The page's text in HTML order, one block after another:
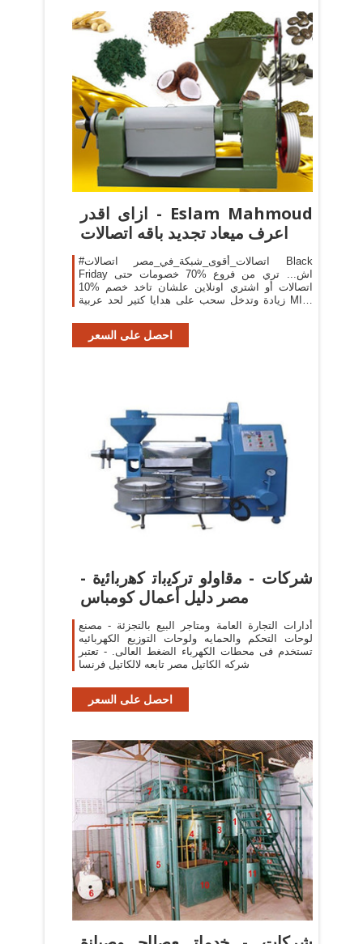
‫Eslam Mahmoud - ازاى اقدر
اعرف ميعاد تجديد باقه اتصالات
#اتصالات_أقوى_شبكة_في_مصر اتصالات ‪Black
Friday‬ خصومات حتى ‪70%‬ اش... تري من فروع
اتصالات أو اشتري اونلاين علشان تاخد خصم %10
زيادة وتدخل سحب على هدايا كتير لحد عربية ‪MINI‬
تمت
احصل على السعر
شركات - ﻣﻗﺍﻭﻟﻭ ﺗﺭﻛﻳﺑﺍﺗ ﻛﻫﺭﺑﺍﺋﻳﺓ -
مصر دليل أعمال كومباس
أدارات التجارة العامة ومتاجر البيع بالتجزئة - مصنع
لوحات التحكم والحمايه ولوحات التوزيع الكهربائيه
تستخدم فى محطات الكهرباء الضغط العالى. - تعتبر
شركه الكاتيل مصر تابعه لالكاتيل فرنسا
احصل على السعر